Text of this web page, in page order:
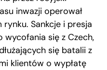
inwazji operował
Sankcje i presja
wycofania się z Czech,
się batalii z
klientów o wypłatę